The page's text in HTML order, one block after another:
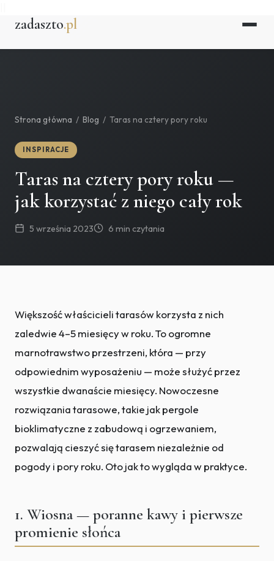
zadaszto.pl
Strona główna / Blog / Taras na cztery pory roku
INSPIRACJE
Taras na cztery pory roku —
jak korzystać z niego cały rok
5 września 2023 6 min czytania
Większość właścicieli tarasów korzysta z nich
zaledwie 4–5 miesięcy w roku. To ogromne
marnotrawstwo przestrzeni, która — przy
odpowiednim wyposażeniu — może służyć przez
wszystkie dwanaście miesięcy. Nowoczesne
rozwiązania tarasowe, takie jak pergole
bioklimatyczne z zabudową i ogrzewaniem,
pozwalają cieszyć się tarasem niezależnie od
pogody i pory roku. Oto jak to wygląda w praktyce.
1. Wiosna — poranne kawy i pierwsze
promienie słońca